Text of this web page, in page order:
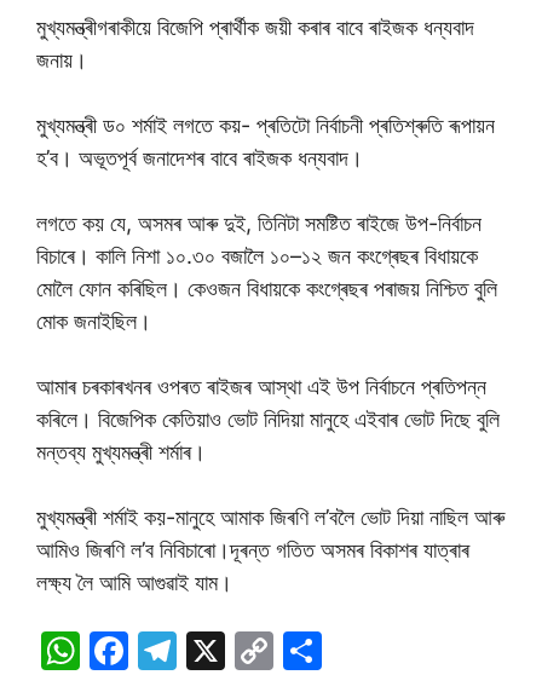
মুখ্যমন্ত্ৰীগৰাকীয়ে বিজেপি প্ৰাৰ্থীক জয়ী কৰাৰ বাবে ৰাইজক ধন্যবাদ
জনায়।
মুখ্যমন্ত্ৰী ড০ শৰ্মাই লগতে কয়- প্ৰতিটো নিৰ্বাচনী প্ৰতিশ্ৰুতি ৰূপায়ন
হ’ব। অভূতপূৰ্ব জনাদেশৰ বাবে ৰাইজক ধন্যবাদ।
লগতে কয় যে, অসমৰ আৰু দুই, তিনিটা সমষ্টিত ৰাইজে উপ-নিৰ্বাচন
বিচাৰে। কালি নিশা ১০.৩০ বজালৈ ১০–১২ জন কংগ্ৰেছৰ বিধায়কে
মোলৈ ফোন কৰিছিল। কেওজন বিধায়কে কংগ্ৰেছৰ পৰাজয় নিশ্চিত বুলি
মোক জনাইছিল।
আমাৰ চৰকাৰখনৰ ওপৰত ৰাইজৰ আস্থা এই উপ নিৰ্বাচনে প্ৰতিপন্ন
কৰিলে। বিজেপিক কেতিয়াও ভোট নিদিয়া মানুহে এইবাৰ ভোট দিছে বুলি
মন্তব্য মুখ্যমন্ত্ৰী শৰ্মাৰ।
মুখ্যমন্ত্ৰী শৰ্মাই কয়-মানুহে আমাক জিৰণি ল’বলৈ ভোট দিয়া নাছিল আৰু
আমিও জিৰণি ল’ব নিবিচাৰো।দূৰন্ত গতিত অসমৰ বিকাশৰ যাত্ৰাৰ
লক্ষ্য লৈ আমি আগুৱাই যাম।
W F
T
X
C